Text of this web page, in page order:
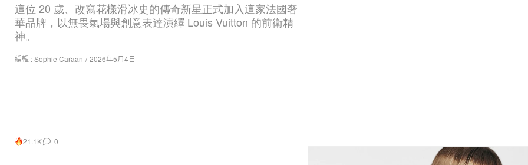
這位 20 歲、改寫花樣滑冰史的傳奇新星正式加入這家法國奢
華品牌，以無畏氣場與創意表達演繹 Louis Vuitton 的前衛精
神。
編輯 :Sophie Caraan / 2026年5月4日
21.1K 0